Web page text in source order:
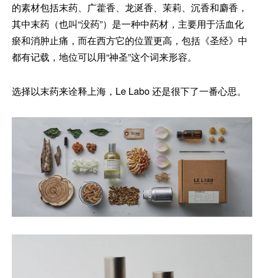
的素材包括末药、广藿香、龙涎香、茉莉、沉香和麝香，
其中末药（也叫“没药”）是一种中药材，主要用于活血化
瘀和消肿止痛，而在西方它的位置更高，包括《圣经》中
都有记载，地位可以用“神圣”这个词来形容。
选择以末药来诠释上海，Le Labo 还是很下了一番心思。